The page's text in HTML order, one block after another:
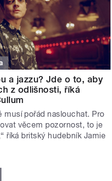
a jazzu? Jde o to, aby
z odlišnosti, říká
musí pořád naslouchat. Pro
věcem pozornost, to je
říká britský hudebník Jamie